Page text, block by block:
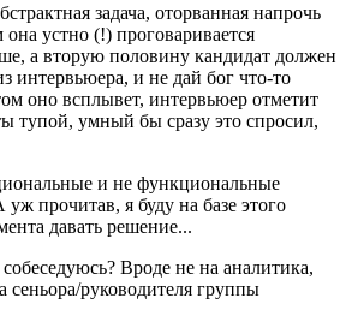
задача, оторванная напрочь
устно (!) проговаривается
а вторую половину кандидат должен
интервьюера, и не дай бог что‑то
оно всплывет, интервьюер отметит
тупой, умный бы сразу это спросил,
и не функциональные
прочитав, я буду на базе этого
давать решение...
Вроде не на аналитика,
сеньора/руководителя группы